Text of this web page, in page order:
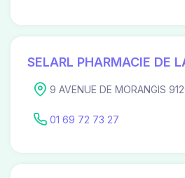
SELARL PHARMACIE DE
9 AVENUE DE MORANGIS
01 69 72 73 27